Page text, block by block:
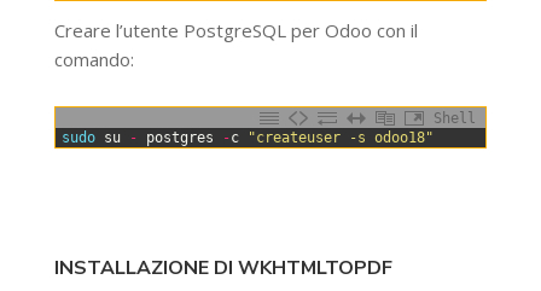
Creare l’utente PostgreSQL per Odoo con il
comando:
Shell
sudo su - postgres -c "createuser -s odoo18"
INSTALLAZIONE DI WKHTMLTOPDF